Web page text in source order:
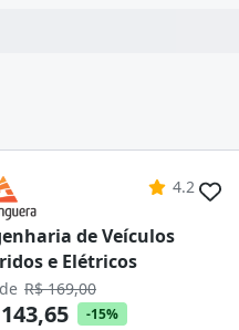
4.2
de Veículos
e Elétricos
R$ 169,00
-15%